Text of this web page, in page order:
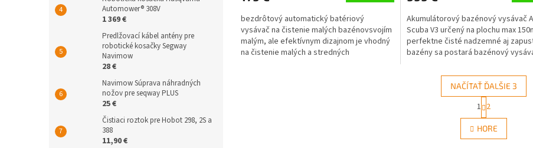
Automower® 308V
1 369 €
Predlžovací kábel antény pre
robotické kosačky Segway
Navimow
28 €
Navimow Súprava náhradných
nožov pre seqway PLUS
25 €
Čistiaci roztok pre Hobot 298, 2S a
388
11,90 €
z
5
hviezdičiek.
bezdrôtový automatický batériový
vysávač na čistenie malých bazénovsvojím
malým, ale efektívnym dizajnom je vhodný
na čistenie malých a stredných
Akumulátorový bazénový vysávač
Scuba V3 určený na plochu max
perfektne čisté nadzemné aj
bazény sa postará bazénový
O
v
l
NAČÍTAŤ ĎALŠIE 3
S
t
r
á
n
1 2
HORE